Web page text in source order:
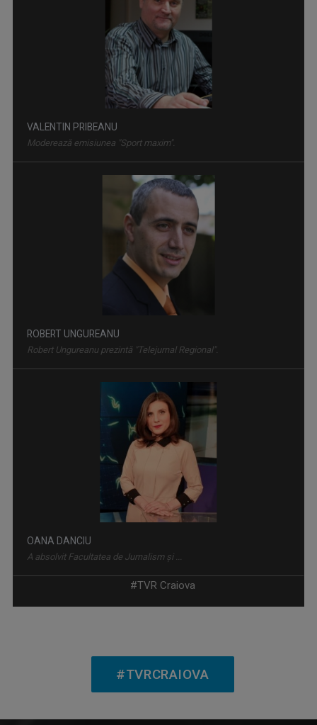
VALENTIN PRIBEANU
Moderează emisiunea "Sport maxim".
ROBERT UNGUREANU
Robert Ungureanu prezintă "Telejurnal Regional".
OANA DANCIU
A absolvit Facultatea de Jurnalism și ...
#TVR Craiova
#TVRCRAIOVA